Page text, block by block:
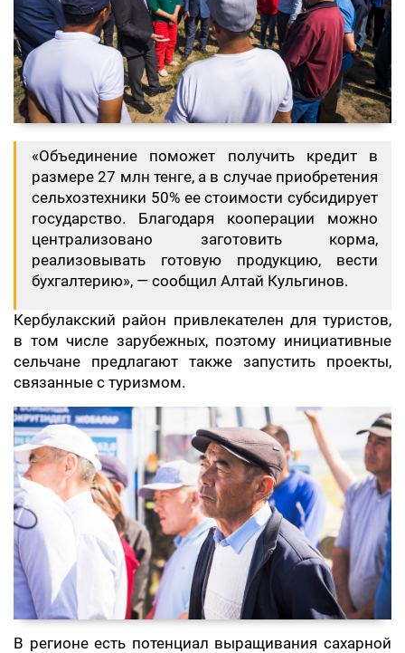
«Объединение поможет получить кредит в
размере 27 млн тенге, а в случае приобретения
сельхозтехники 50% ее стоимости субсидирует
государство. Благодаря кооперации можно
централизовано заготовить корма,
реализовывать готовую продукцию, вести
бухгалтерию», — сообщил Алтай Кульгинов.
Кербулакский район привлекателен для туристов,
в том числе зарубежных, поэтому инициативные
сельчане предлагают также запустить проекты,
связанные с туризмом.
В регионе есть потенциал выращивания сахарной